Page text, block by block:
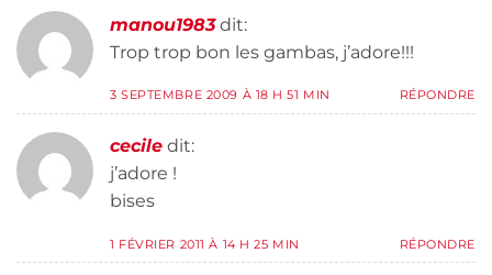
manou1983 dit:
Trop trop bon les gambas, j’adore!!!
3 SEPTEMBRE 2009 À 18 H 51 MIN RÉPONDRE
cecile dit:
j’adore !
bises
1 FÉVRIER 2011 À 14 H 25 MIN RÉPONDRE